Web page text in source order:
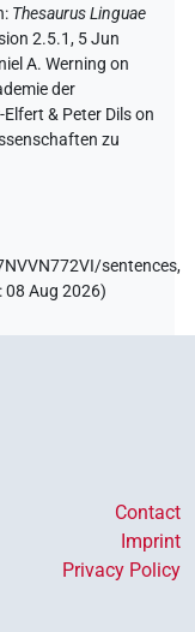
: Thesaurus Linguae
2.5.1, 5 Jun
A. Werning on
der
& Peter Dils on
zu
sentences,
:08 Aug 2026)
Contact
Imprint
Privacy Policy